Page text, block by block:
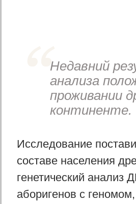
Недавний
анализа
проживании
континенте.
Исследование
составе населения
генетический анализ
аборигенов с